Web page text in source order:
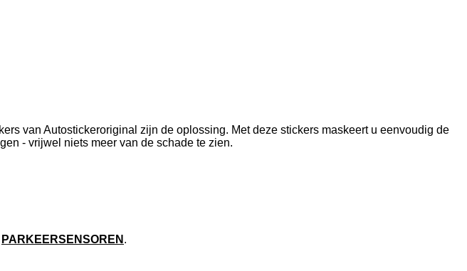
van Autostickeroriginal zijn de oplossing. Met deze stickers maskeert u eenvoudig de
- vrijwel niets meer van de schade te zien.
PARKEERSENSOREN .